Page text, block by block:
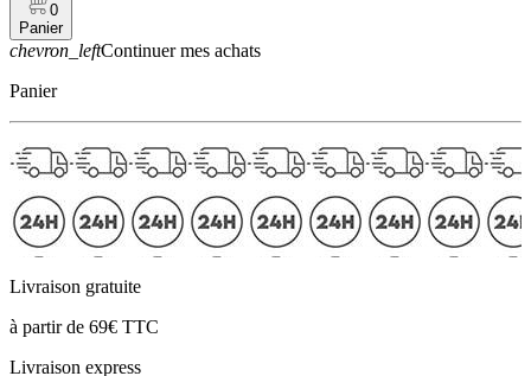
0
Panier
chevron_leftContinuer mes achats
Panier
Livraison gratuite
à partir de 69€ TTC
Livraison express